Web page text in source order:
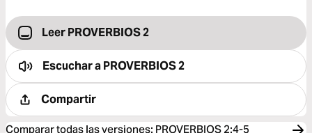
Leer PROVERBIOS 2
Escuchar aPROVERBIOS 2
Compartir
Comparar todas las versiones: PROVERBIOS 2:4-5